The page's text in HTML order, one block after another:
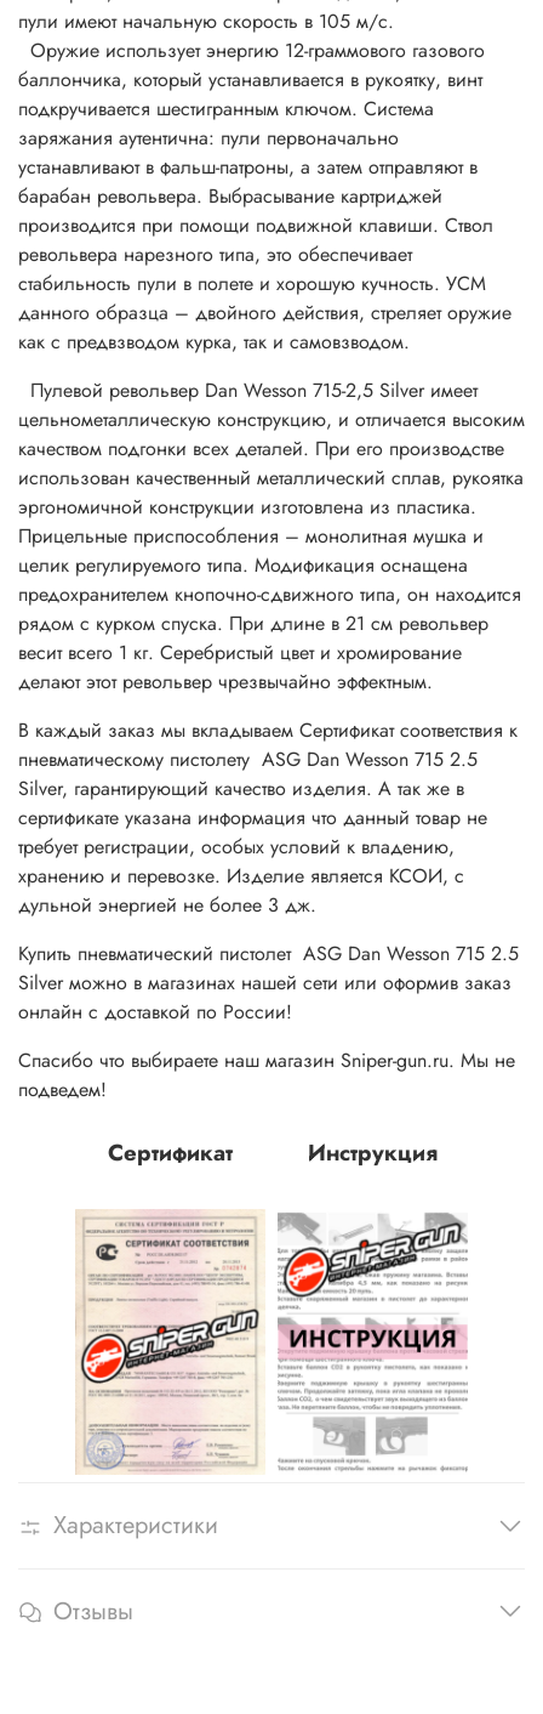
пули имеют начальную скорость в 105 м/с.
Оружие использует энергию 12-граммового газового
баллончика, который устанавливается в рукоятку, винт
подкручивается шестигранным ключом. Система
заряжания аутентична: пули первоначально
устанавливают в фальш-патроны, а затем отправляют в
барабан револьвера. Выбрасывание картриджей
производится при помощи подвижной клавиши. Ствол
револьвера нарезного типа, это обеспечивает
стабильность пули в полете и хорошую кучность. УСМ
данного образца – двойного действия, стреляет оружие
как с предвзводом курка, так и самовзводом.
Пулевой револьвер Dan Wesson 715-2,5 Silver имеет
цельнометаллическую конструкцию, и отличается высоким
качеством подгонки всех деталей. При его производстве
использован качественный металлический сплав, рукоятка
эргономичной конструкции изготовлена из пластика.
Прицельные приспособления – монолитная мушка и
целик регулируемого типа. Модификация оснащена
предохранителем кнопочно-сдвижного типа, он находится
рядом с курком спуска. При длине в 21 см револьвер
весит всего 1 кг. Серебристый цвет и хромирование
делают этот револьвер чрезвычайно эффектным.
В каждый заказ мы вкладываем Сертификат соответствия к
пневматическому пистолету ASG Dan Wesson 715 2.5
Silver, гарантирующий качество изделия. А так же в
сертификате указана информация что данный товар не
требует регистрации, особых условий к владению,
хранению и перевозке. Изделие является КСОИ, с
дульной энергией не более 3 дж.
Купить пневматический пистолет ASG Dan Wesson 715 2.5
Silver можно в магазинах нашей сети или оформив заказ
онлайн с доставкой по России!
Спасибо что выбираете наш магазин Sniper-gun.ru. Мы не
подведем!
Сертификат Инструкция
Характеристики
Отзывы